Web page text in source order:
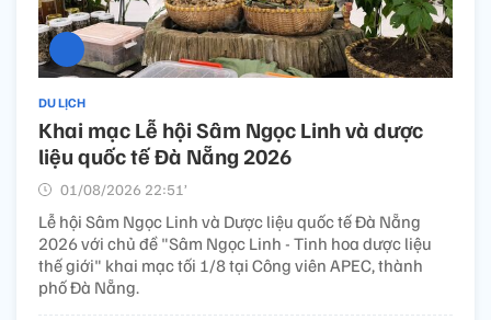
DU LỊCH
Khai mạc Lễ hội Sâm Ngọc Linh và dược
liệu quốc tế Đà Nẵng 2026
01/08/2026 22:51’
Lễ hội Sâm Ngọc Linh và Dược liệu quốc tế Đà Nẵng
2026 với chủ đề "Sâm Ngọc Linh - Tinh hoa dược liệu
thế giới" khai mạc tối 1/8 tại Công viên APEC, thành
phố Đà Nẵng.